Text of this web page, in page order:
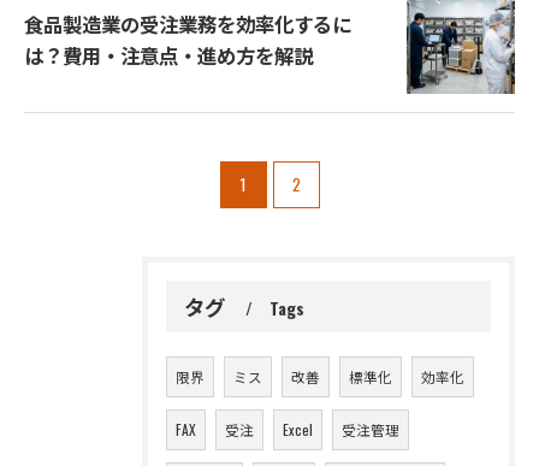
食品製造業の受注業務を効率化するに
は？費用・注意点・進め方を解説
1 2
タグ Tags
限界 ミス 改善 標準化 効率化
FAX 受注 Excel 受注管理
お問い合わせはこちら